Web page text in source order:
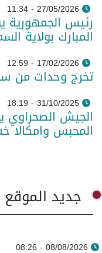
27/05/2026 - 11:34
رئيس الجمهورية
المبارك بولاية
17/02/2026 - 12:59
تخرج وحدات من
31/10/2025 - 18:19
الجيش الصحراوي
المحبس وامكالا
جديد الموقع
08/08/2026 - 08:26